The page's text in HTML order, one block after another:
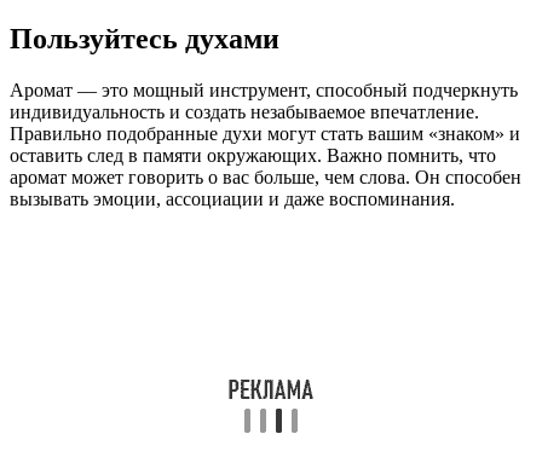
Пользуйтесь духами
Аромат — это мощный инструмент, способный подчеркнуть
индивидуальность и создать незабываемое впечатление.
Правильно подобранные духи могут стать вашим «знаком» и
оставить след в памяти окружающих. Важно помнить, что
аромат может говорить о вас больше, чем слова. Он способен
вызывать эмоции, ассоциации и даже воспоминания.